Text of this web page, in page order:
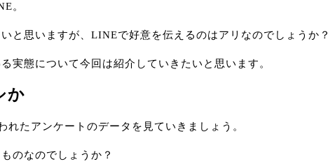
。
と思いますが、LINEで好意を伝えるのはアリなのでしょうか？
実態について今回は紹介していきたいと思います。
か
たアンケートのデータを見ていきましょう。
のなのでしょうか？